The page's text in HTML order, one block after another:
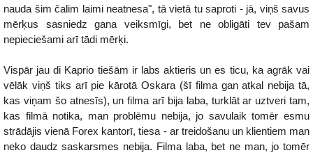
nauda šim čalim laimi neatnesa", tā vietā tu saproti - jā, viņš savus
mērķus sasniedz gana veiksmīgi, bet ne obligāti tev pašam
nepieciešami arī tādi mērķi.
Vispār jau di Kaprio tiešām ir labs aktieris un es ticu, ka agrāk vai
vēlāk viņš tiks arī pie kārotā Oskara (šī filma gan atkal nebija tā,
kas viņam šo atnesīs), un filma arī bija laba, turklāt ar uztveri tam,
kas filmā notika, man problēmu nebija, jo savulaik tomēr esmu
strādājis vienā Forex kantorī, tiesa - ar treidošanu un klientiem man
neko daudz saskarsmes nebija. Filma laba, bet ne man, jo tomēr